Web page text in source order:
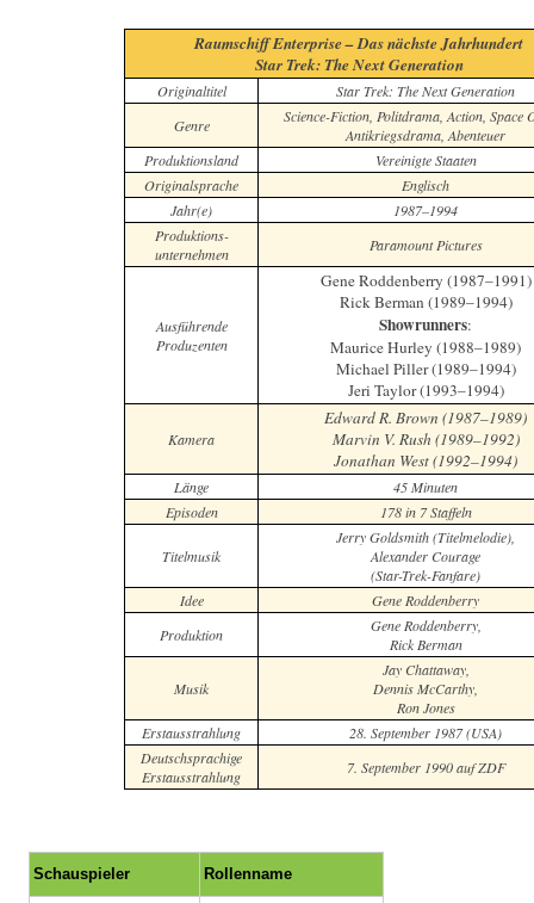
Raumschiff Enterprise – Das nächste Jahrhundert
Star Trek: The Next Generation
Originaltitel
Star Trek: The Next Generation
Genre
Science-Fiction, Politdrama, Action, Space
Antikriegsdrama, Abenteuer
Produktionsland
Vereinigte Staaten
Originalsprache
Englisch
Jahr(e)
1987–1994
Produktions-
unternehmen
Paramount Pictures
Ausführende
Produzenten
Gene Roddenberry (1987–1991)
Rick Berman (1989–1994)
Showrunners:
Maurice Hurley (1988–1989)
Michael Piller (1989–1994)
Jeri Taylor (1993–1994)
Kamera
Edward R. Brown (1987–1989)
Marvin V. Rush (1989–1992)
Jonathan West (1992–1994)
Länge
45 Minuten
Episoden
178 in 7 Staffeln
Titelmusik
Jerry Goldsmith (Titelmelodie),
Alexander Courage
(Star-Trek-Fanfare)
Idee
Gene Roddenberry
Produktion
Gene Roddenberry,
Rick Berman
Musik
Jay Chattaway,
Dennis McCarthy,
Ron Jones
Erstausstrahlung
28. September 1987 (USA)
Deutschsprachige
Erstausstrahlung
7. September 1990 auf ZDF
Schauspieler Rollenname